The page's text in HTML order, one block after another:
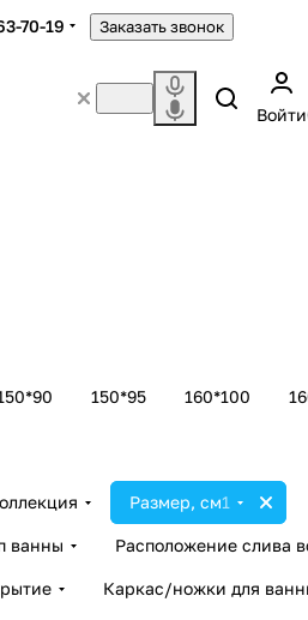
70-19 Заказать звонок
Войти
150*95 160*100
Размер, см1
ванны Расположение слива
Каркас/ножки для